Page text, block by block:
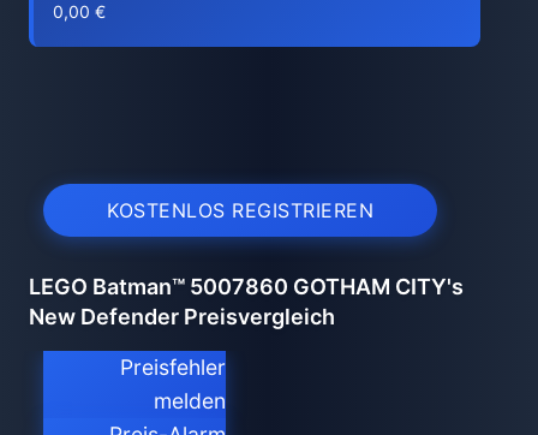
0,00 €
KOSTENLOS REGISTRIEREN
LEGO Batman™ 5007860 GOTHAM CITY's
New Defender Preisvergleich
Preisfehler
melden